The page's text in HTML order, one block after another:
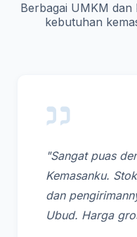
Berbagai UMKM dan
kebutuhan
"Sangat puas
Kemasanku.
dan
Ubud. Harga